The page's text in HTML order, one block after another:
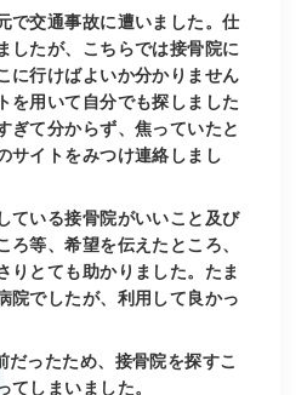
で交通事故に遭いました。仕
したが、こちらでは接骨院に
に行けばよいか分かりません
を用いて自分でも探しました
ぎて分からず、焦っていたと
サイトをみつけ連絡しまし
ている接骨院がいいこと及び
等、希望を伝えたところ、
りとても助かりました。たま
院でしたが、利用して良かっ
ったため、接骨院を探すこ
てしまいました。